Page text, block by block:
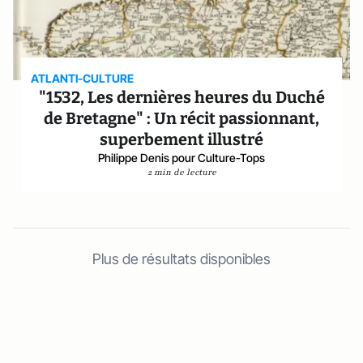
ATLANTI-CULTURE
"1532, Les dernières heures du Duché
de Bretagne" : Un récit passionnant,
superbement illustré
Philippe Denis pour Culture-Tops
2 min de lecture
Plus de résultats disponibles